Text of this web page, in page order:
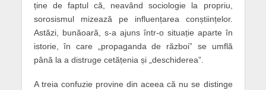
ține de faptul că, neavând sociologie la propriu,
sorosismul mizează pe influențarea conștiințelor.
Astăzi, bunăoară, s-a ajuns într-o situație aparte în
istorie, în care „propaganda de război” se umflă
până la a distruge cetățenia și „deschiderea”.
A treia confuzie provine din aceea că nu se distinge